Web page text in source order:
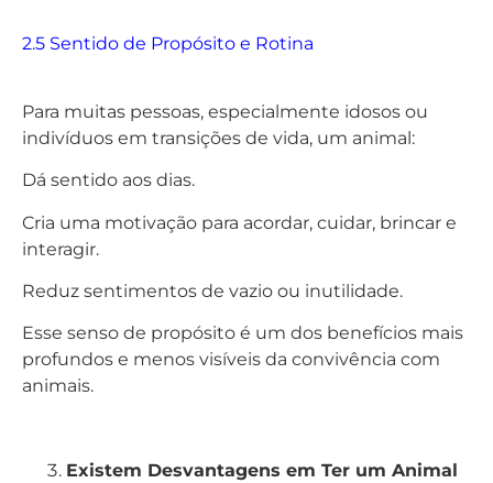
2.5 Sentido de Propósito e Rotina
Para muitas pessoas, especialmente idosos ou
indivíduos em transições de vida, um animal:
Dá sentido aos dias.
Cria uma motivação para acordar, cuidar, brincar e
interagir.
Reduz sentimentos de vazio ou inutilidade.
Esse senso de propósito é um dos benefícios mais
profundos e menos visíveis da convivência com
animais.
Existem Desvantagens em Ter um Animal